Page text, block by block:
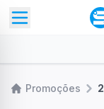
Promoções